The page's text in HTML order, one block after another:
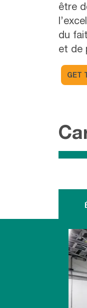
être
du
et de
GET